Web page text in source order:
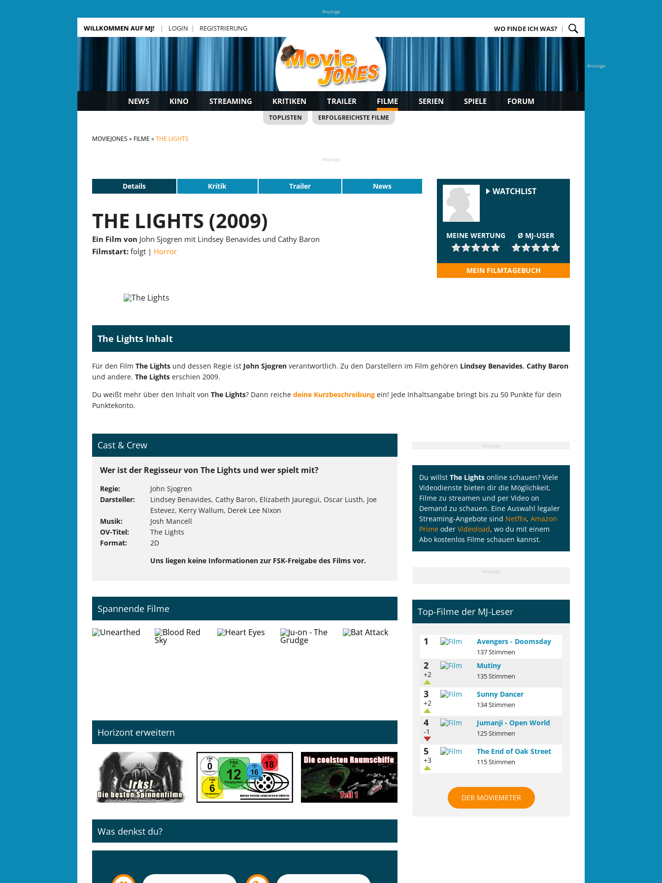
Anzeige
Anzeige
WILLKOMMEN AUF MJ! LOGIN REGISTRIERUNG WO FINDE ICH WAS?
NEWS KINO STREAMING KRITIKEN TRAILER FILME SERIEN SPIELE FORUM
TOPLISTEN ERFOLGREICHSTE FILME
MOVIEJONES FILME THE LIGHTS
Anzeige
Details Kritik Trailer News
THE LIGHTS (2009)
Ein Film von John Sjogren mit Lindsey Benavides und Cathy Baron
Filmstart: folgt Horror
WATCHLIST
MEINE WERTUNG Ø MJ-USER
MEIN FILMTAGEBUCH
The Lights Inhalt
Für den Film The Lights und dessen Regie ist John Sjogren verantwortlich. Zu den Darstellern im Film gehören Lindsey Benavides, Cathy Baron
und andere. The Lights erschien 2009.
Du weißt mehr über den Inhalt von The Lights? Dann reiche deine Kurzbeschreibung ein! Jede Inhaltsangabe bringt bis zu 50 Punkte für dein
Punktekonto.
Cast & Crew
Wer ist der Regisseur von The Lights und wer spielt mit?
Regie
John Sjogren
Darsteller
Lindsey Benavides, Cathy Baron, Elizabeth Jauregui, Oscar Lusth, Joe
Estevez, Kerry Wallum, Derek Lee Nixon
Musik
Josh Mancell
OV-Titel
The Lights
Format
2D
Uns liegen keine Informationen zur FSK-Freigabe des Films vor.
Spannende Filme
Horizont erweitern
Was denkst du?
Anzeige
Du willst The Lights online schauen? Viele
Videodienste bieten dir die Möglichkeit,
Filme zu streamen und per Video on
Demand zu schauen. Eine Auswahl legaler
Streaming-Angebote sind Netflix, Amazon
Prime oder Videoload, wo du mit einem
Abo kostenlos Filme schauen kannst.
Anzeige
Top-Filme der MJ-Leser
1 Avengers - Doomsday
137 Stimmen
2
+2
Mutiny
135 Stimmen
3
+2
Sunny Dancer
134 Stimmen
4
-1
Jumanji - Open World
125 Stimmen
5
+3
The End of Oak Street
115 Stimmen
DER MOVIEMETER